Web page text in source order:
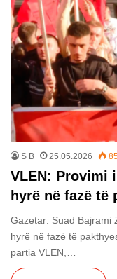
S B 25.05.2026
VLEN: Provimi
hyrë në fazë të
Gazetar: Suad Bajrami
hyrë në fazë të
partia VLEN,…